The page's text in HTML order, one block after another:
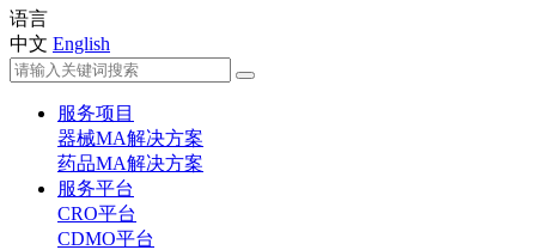
语言
中文 English
服务项目
器械MA解决方案
药品MA解决方案
服务平台
CRO平台
CDMO平台